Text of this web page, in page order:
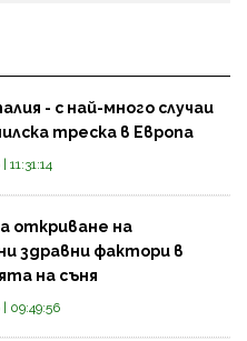
- с най-много случаи
треска в Европа
откриване на
здравни фактори в
на съня
09:49:56